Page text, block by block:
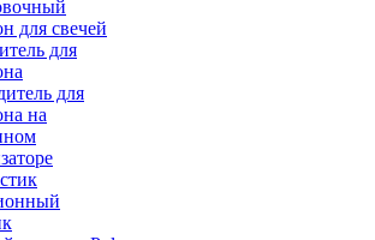
для свечей
для
для
на